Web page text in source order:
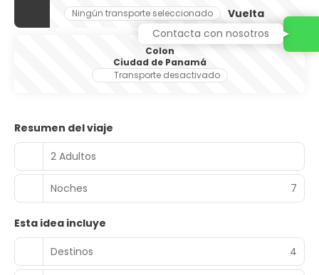
Ningún transporte seleccionado Vuelta
Colon
Ciudad de Panamá
Transporte desactivado
Resumen del viaje
2 Adultos
Noches 7
Esta idea incluye
Destinos
4
Contacta con nosotros